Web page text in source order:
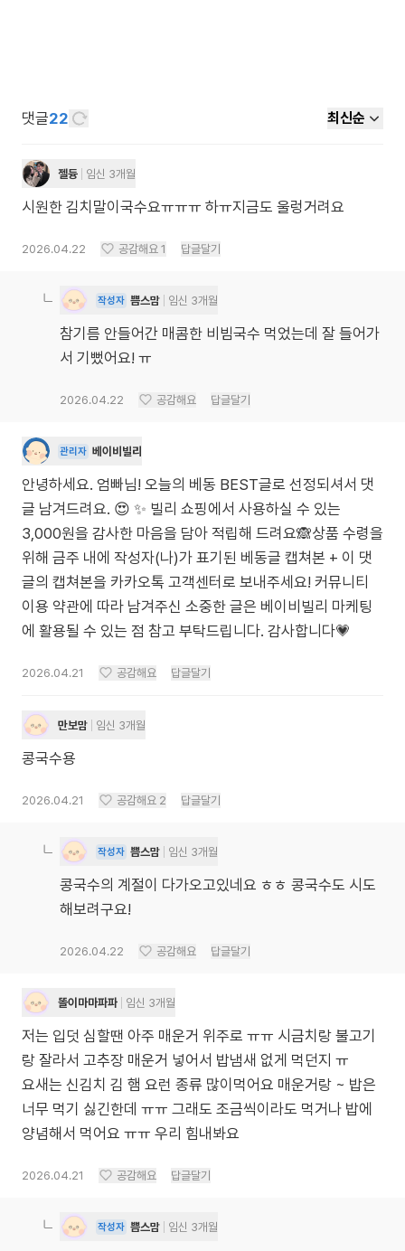
댓글22 최신순
젤듕 임신 3개월
시원한 김치말이국수요ㅠㅠㅠ 하ㅠ지금도 울렁거려요
2026.04.22 공감해요 1 답글달기
작성자 쁨스맘 임신 3개월
참기름 안들어간 매콤한 비빔국수 먹었는데 잘 들어가
서 기뻤어요! ㅠ
2026.04.22 공감해요 답글달기
관리자 베이비빌리
안녕하세요. 엄빠님! 오늘의 베동 BEST글로 선정되셔서 댓
글 남겨드려요. 😍 ✨ 빌리 쇼핑에서 사용하실 수 있는
3,000원을 감사한 마음을 담아 적립해 드려요🙈상품 수령을
위해 금주 내에 작성자(나)가 표기된 베동글 캡쳐본 + 이 댓
글의 캡쳐본을 카카오톡 고객센터로 보내주세요! 커뮤니티
이용 약관에 따라 남겨주신 소중한 글은 베이비빌리 마케팅
에 활용될 수 있는 점 참고 부탁드립니다. 감사합니다💗
2026.04.21 공감해요 답글달기
만보맘 임신 3개월
콩국수용
2026.04.21 공감해요 2 답글달기
작성자 쁨스맘 임신 3개월
콩국수의 계절이 다가오고있네요 ㅎㅎ 콩국수도 시도
해보려구요!
2026.04.22 공감해요 답글달기
똘이마마파파 임신 3개월
저는 입덧 심할땐 아주 매운거 위주로 ㅠㅠ 시금치랑 불고기
랑 잘라서 고추장 매운거 넣어서 밥냄새 없게 먹던지 ㅠ
요새는 신김치 김 햄 요런 종류 많이먹어요 매운거랑 ~ 밥은
너무 먹기 싫긴한데 ㅠㅠ 그래도 조금씩이라도 먹거나 밥에
양념해서 먹어요 ㅠㅠ 우리 힘내봐요
2026.04.21 공감해요 답글달기
작성자 쁨스맘 임신 3개월